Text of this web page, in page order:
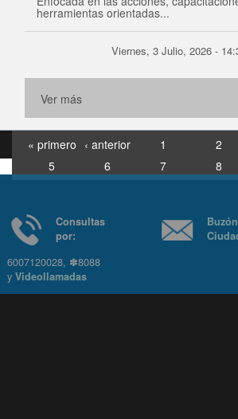
herramientas orientadas...
Viernes, 3 Julio, 2026 -
Ver más
« primero ‹ anterior 1 2
5
6 7 8
Consultas
6007120028, ✽8088
yVideollamadas